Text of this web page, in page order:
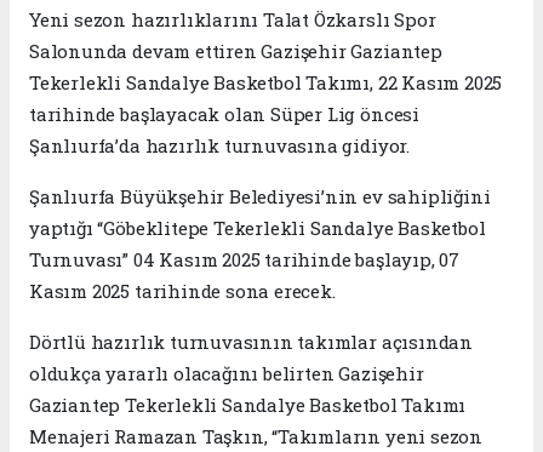
Yeni sezon hazırlıklarını Talat Özkarslı Spor
Salonunda devam ettiren Gazişehir Gaziantep
Tekerlekli Sandalye Basketbol Takımı, 22 Kasım 2025
tarihinde başlayacak olan Süper Lig öncesi
Şanlıurfa’da hazırlık turnuvasına gidiyor.
Şanlıurfa Büyükşehir Belediyesi’nin ev sahipliğini
yaptığı “Göbeklitepe Tekerlekli Sandalye Basketbol
Turnuvası” 04 Kasım 2025 tarihinde başlayıp, 07
Kasım 2025 tarihinde sona erecek.
Dörtlü hazırlık turnuvasının takımlar açısından
oldukça yararlı olacağını belirten Gazişehir
Gaziantep Tekerlekli Sandalye Basketbol Takımı
Menajeri Ramazan Taşkın, “Takımların yeni sezon